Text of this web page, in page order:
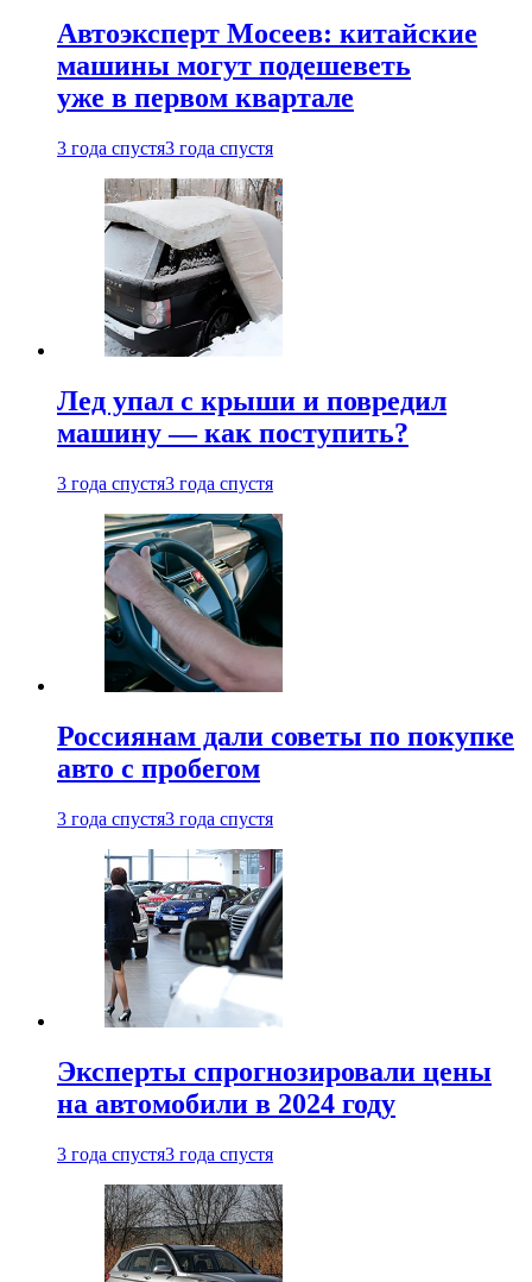
Автоэксперт Мосеев: китайские
машины могут подешеветь
уже в первом квартале
3 года спустя3 года спустя
Лед упал с крыши и повредил
машину — как поступить?
3 года спустя3 года спустя
Россиянам дали советы по покупке
авто с пробегом
3 года спустя3 года спустя
Эксперты спрогнозировали цены
на автомобили в 2024 году
3 года спустя3 года спустя